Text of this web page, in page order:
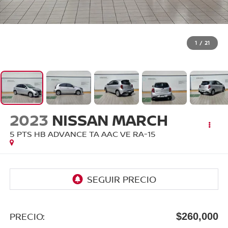
1 / 21
2023 NISSAN MARCH
5 PTS HB ADVANCE TA AAC VE RA-15
PRECIO: $260,000